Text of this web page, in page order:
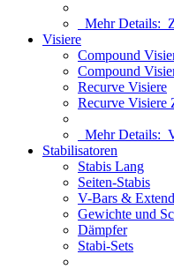
Mehr Details:
Visiere
Compound
Compound
Recurve Visiere
Recurve Visiere
Mehr Details:
Stabilisatoren
Stabis Lang
Seiten-Stabis
V-Bars &
Gewichte und
Dämpfer
Stabi-Sets